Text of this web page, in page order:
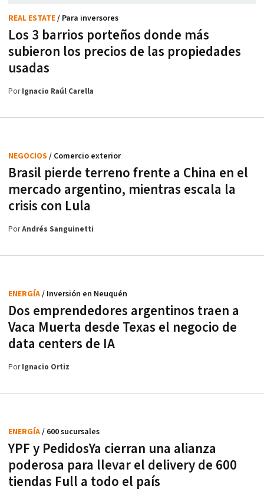
Los 3 barrios porteños donde más
subieron los precios de las propiedades
usadas
REAL ESTATE/ Para inversores
PorIgnacio Raúl Carella
Brasil pierde terreno frente a China en el
mercado argentino, mientras escala la
crisis con Lula
NEGOCIOS / Comercio exterior
PorAndrés Sanguinetti
Dos emprendedores argentinos traen a
Vaca Muerta desde Texas el negocio de
data centers de IA
ENERGÍA/ Inversión en Neuquén
PorIgnacio Ortiz
YPF y PedidosYa cierran una alianza
poderosa para llevar el delivery de 600
tiendas Full a todo el país
ENERGÍA/ 600 sucursales